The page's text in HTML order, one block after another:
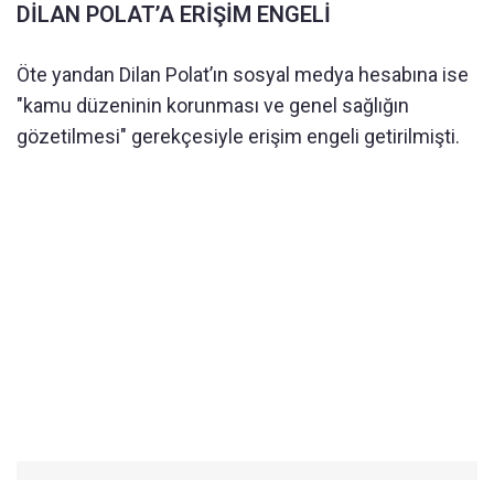
DİLAN POLAT’A ERİŞİM ENGELİ
Öte yandan Dilan Polat’ın sosyal medya hesabına ise
"kamu düzeninin korunması ve genel sağlığın
gözetilmesi" gerekçesiyle erişim engeli getirilmişti.